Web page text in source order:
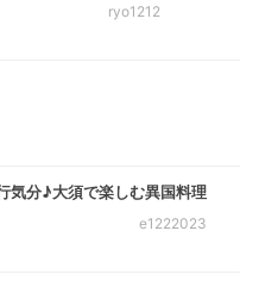
ryo1212
気分♪大須で楽しむ異国料理
e1222023